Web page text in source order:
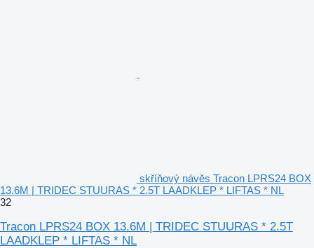
skříňový návěs Tracon LPRS24 BOX
13.6M | TRIDEC STUURAS * 2.5T LAADKLEP * LIFTAS * NL
32
Tracon LPRS24 BOX 13.6M | TRIDEC STUURAS * 2.5T
LAADKLEP * LIFTAS * NL